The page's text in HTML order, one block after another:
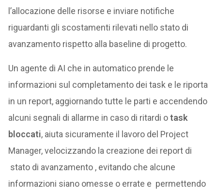
l’allocazione delle risorse e inviare notifiche
riguardanti gli scostamenti rilevati nello stato di
avanzamento rispetto alla baseline di progetto.
Un agente di AI che in automatico prende le
informazioni sul completamento dei task e le riporta
in un report, aggiornando tutte le parti e accendendo
alcuni segnali di allarme in caso di ritardi otask
bloccati, aiuta sicuramente il lavoro del Project
Manager, velocizzando la creazione dei report di
stato di avanzamento , evitando che alcune
informazioni siano omesse o errate e permettendo